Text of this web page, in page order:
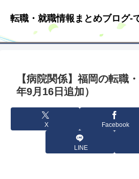
転職・就職情報まとめブログ-
【病院関係】福岡の転職
年9月16日追加）
X Facebook
LINE